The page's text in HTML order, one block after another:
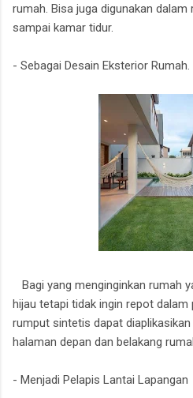
rumah. Bisa juga digunakan dalam
sampai kamar tidur.
- Sebagai Desain Eksterior Rumah.
Bagi yang menginginkan rumah
hijau tetapi tidak ingin repot
rumput sintetis dapat
halaman depan dan belakang
- Menjadi Pelapis Lantai Lapangan